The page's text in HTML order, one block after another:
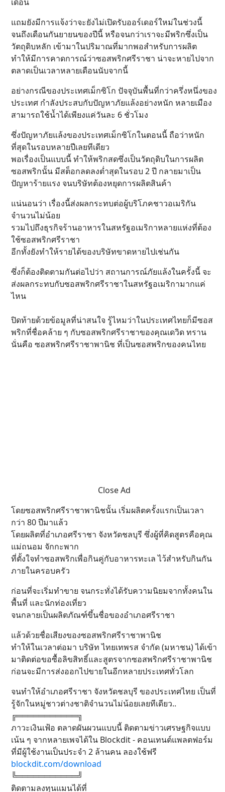
แถมยังมีการแจ้งว่าจะยังไม่เปิดรับออร์เดอร์ใหม่ในช่วงนี้
จนถึงเดือนกันยายนของปีนี้ หรือจนกว่าเราจะมีพริกซึ่งเป็น
วัตถุดิบหลัก เข้ามาในปริมาณที่มากพอสำหรับการผลิต
ทำให้มีการคาดการณ์ว่าซอสพริกศรีราชา น่าจะหายไปจาก
ตลาดเป็นเวลาหลายเดือนนับจากนี้
อย่างกรณีของประเทศเม็กซิโก ปัจจุบันพื้นที่กว่าครึ่งหนึ่งของ
ประเทศ กำลังประสบกับปัญหาภัยแล้งอย่างหนัก หลายเมือง
สามารถใช้น้ำได้เพียงแค่วันละ 6 ชั่วโมง
ซึ่งปัญหาภัยแล้งของประเทศเม็กซิโกในตอนนี้ ถือว่าหนัก
ที่สุดในรอบหลายปีเลยทีเดียว
พอเรื่องเป็นแบบนี้ ทำให้พริกสดซึ่งเป็นวัตถุดิบในการผลิต
ซอสพริกนั้น มีสต็อกลดลงต่ำสุดในรอบ 2 ปี กลายมาเป็น
ปัญหาร้ายแรง จนบริษัทต้องหยุดการผลิตสินค้า
แน่นอนว่า เรื่องนี้ส่งผลกระทบต่อผู้บริโภคชาวอเมริกัน
จำนวนไม่น้อย
รวมไปถึงธุรกิจร้านอาหารในสหรัฐอเมริกาหลายแห่งที่ต้อง
ใช้ซอสพริกศรีราชา
อีกทั้งยังทำให้รายได้ของบริษัทขาดหายไปเช่นกัน
ซึ่งก็ต้องติดตามกันต่อไปว่า สถานการณ์ภัยแล้งในครั้งนี้ จะ
ส่งผลกระทบกับซอสพริกศรีราชาในสหรัฐอเมริกามากแค่
ไหน
ปิดท้ายด้วยข้อมูลที่น่าสนใจ รู้ไหมว่าในประเทศไทยก็มีซอส
พริกที่ชื่อคล้าย ๆ กับซอสพริกศรีราชาของคุณเดวิด ทราน
นั่นคือ ซอสพริกศรีราชาพานิช ที่เป็นซอสพริกของคนไทย
Close Ad
โดยซอสพริกศรีราชาพานิชนั้น เริ่มผลิตครั้งแรกเป็นเวลา
กว่า 80 ปีมาแล้ว
โดยผลิตที่อำเภอศรีราชา จังหวัดชลบุรี ซึ่งผู้ที่คิดสูตรคือคุณ
แม่ถนอม จักกะพาก
ที่ตั้งใจทำซอสพริกเพื่อกินคู่กับอาหารทะเล ไว้สำหรับกินกัน
ภายในครอบครัว
ก่อนที่จะเริ่มทำขาย จนกระทั่งได้รับความนิยมจากทั้งคนใน
พื้นที่ และนักท่องเที่ยว
จนกลายเป็นผลิตภัณฑ์ขึ้นชื่อของอำเภอศรีราชา
แล้วด้วยชื่อเสียงของซอสพริกศรีราชาพานิช
ทำให้ในเวลาต่อมา บริษัท ไทยเทพรส จำกัด (มหาชน) ได้เข้า
มาติดต่อขอซื้อลิขสิทธิ์และสูตรจากซอสพริกศรีราชาพานิช
ก่อนจะมีการส่งออกไปขายในอีกหลายประเทศทั่วโลก
จนทำให้อำเภอศรีราชา จังหวัดชลบุรี ของประเทศไทย เป็นที่
รู้จักในหมู่ชาวต่างชาติจำนวนไม่น้อยเลยทีเดียว..
╔═══════════╗
ภาวะเงินเฟ้อ ตลาดผันผวนแบบนี้ ติดตามข่าวเศรษฐกิจแบบ
เน้น ๆ จากหลายเพจได้ใน Blockdit - คอนเทนต์แพลตฟอร์ม
ที่มีผู้ใช้งานเป็นประจำ 2 ล้านคน ลองใช้ฟรี
blockdit.com/download
╚═══════════╝
ติดตามลงทุนแมนได้ที่